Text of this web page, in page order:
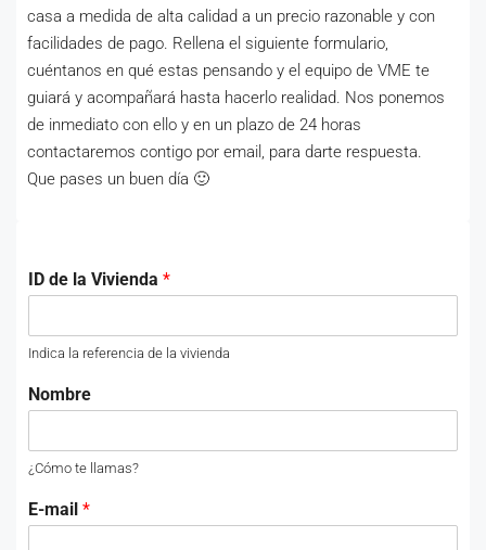
casa a medida de alta calidad a un precio razonable y con
facilidades de pago. Rellena el siguiente formulario,
cuéntanos en qué estas pensando y el equipo de VME te
guiará y acompañará hasta hacerlo realidad. Nos ponemos
de inmediato con ello y en un plazo de 24 horas
contactaremos contigo por email, para darte respuesta.
Que pases un buen día 🙂
ID de la Vivienda *
Indica la referencia de la vivienda
Nombre
¿Cómo te llamas?
E-mail *